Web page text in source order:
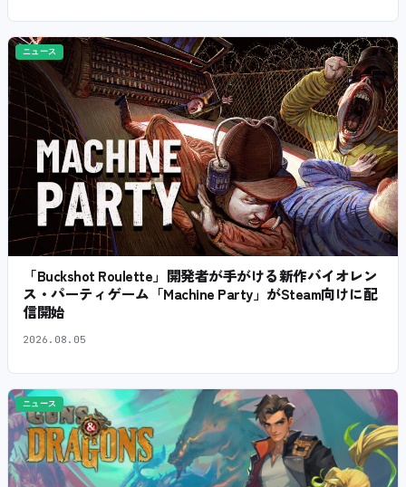
ニュース
「Buckshot Roulette」開発者が手がける新作バイオレン
ス・パーティゲーム「Machine Party」がSteam向けに配
信開始
2026.08.05
ニュース